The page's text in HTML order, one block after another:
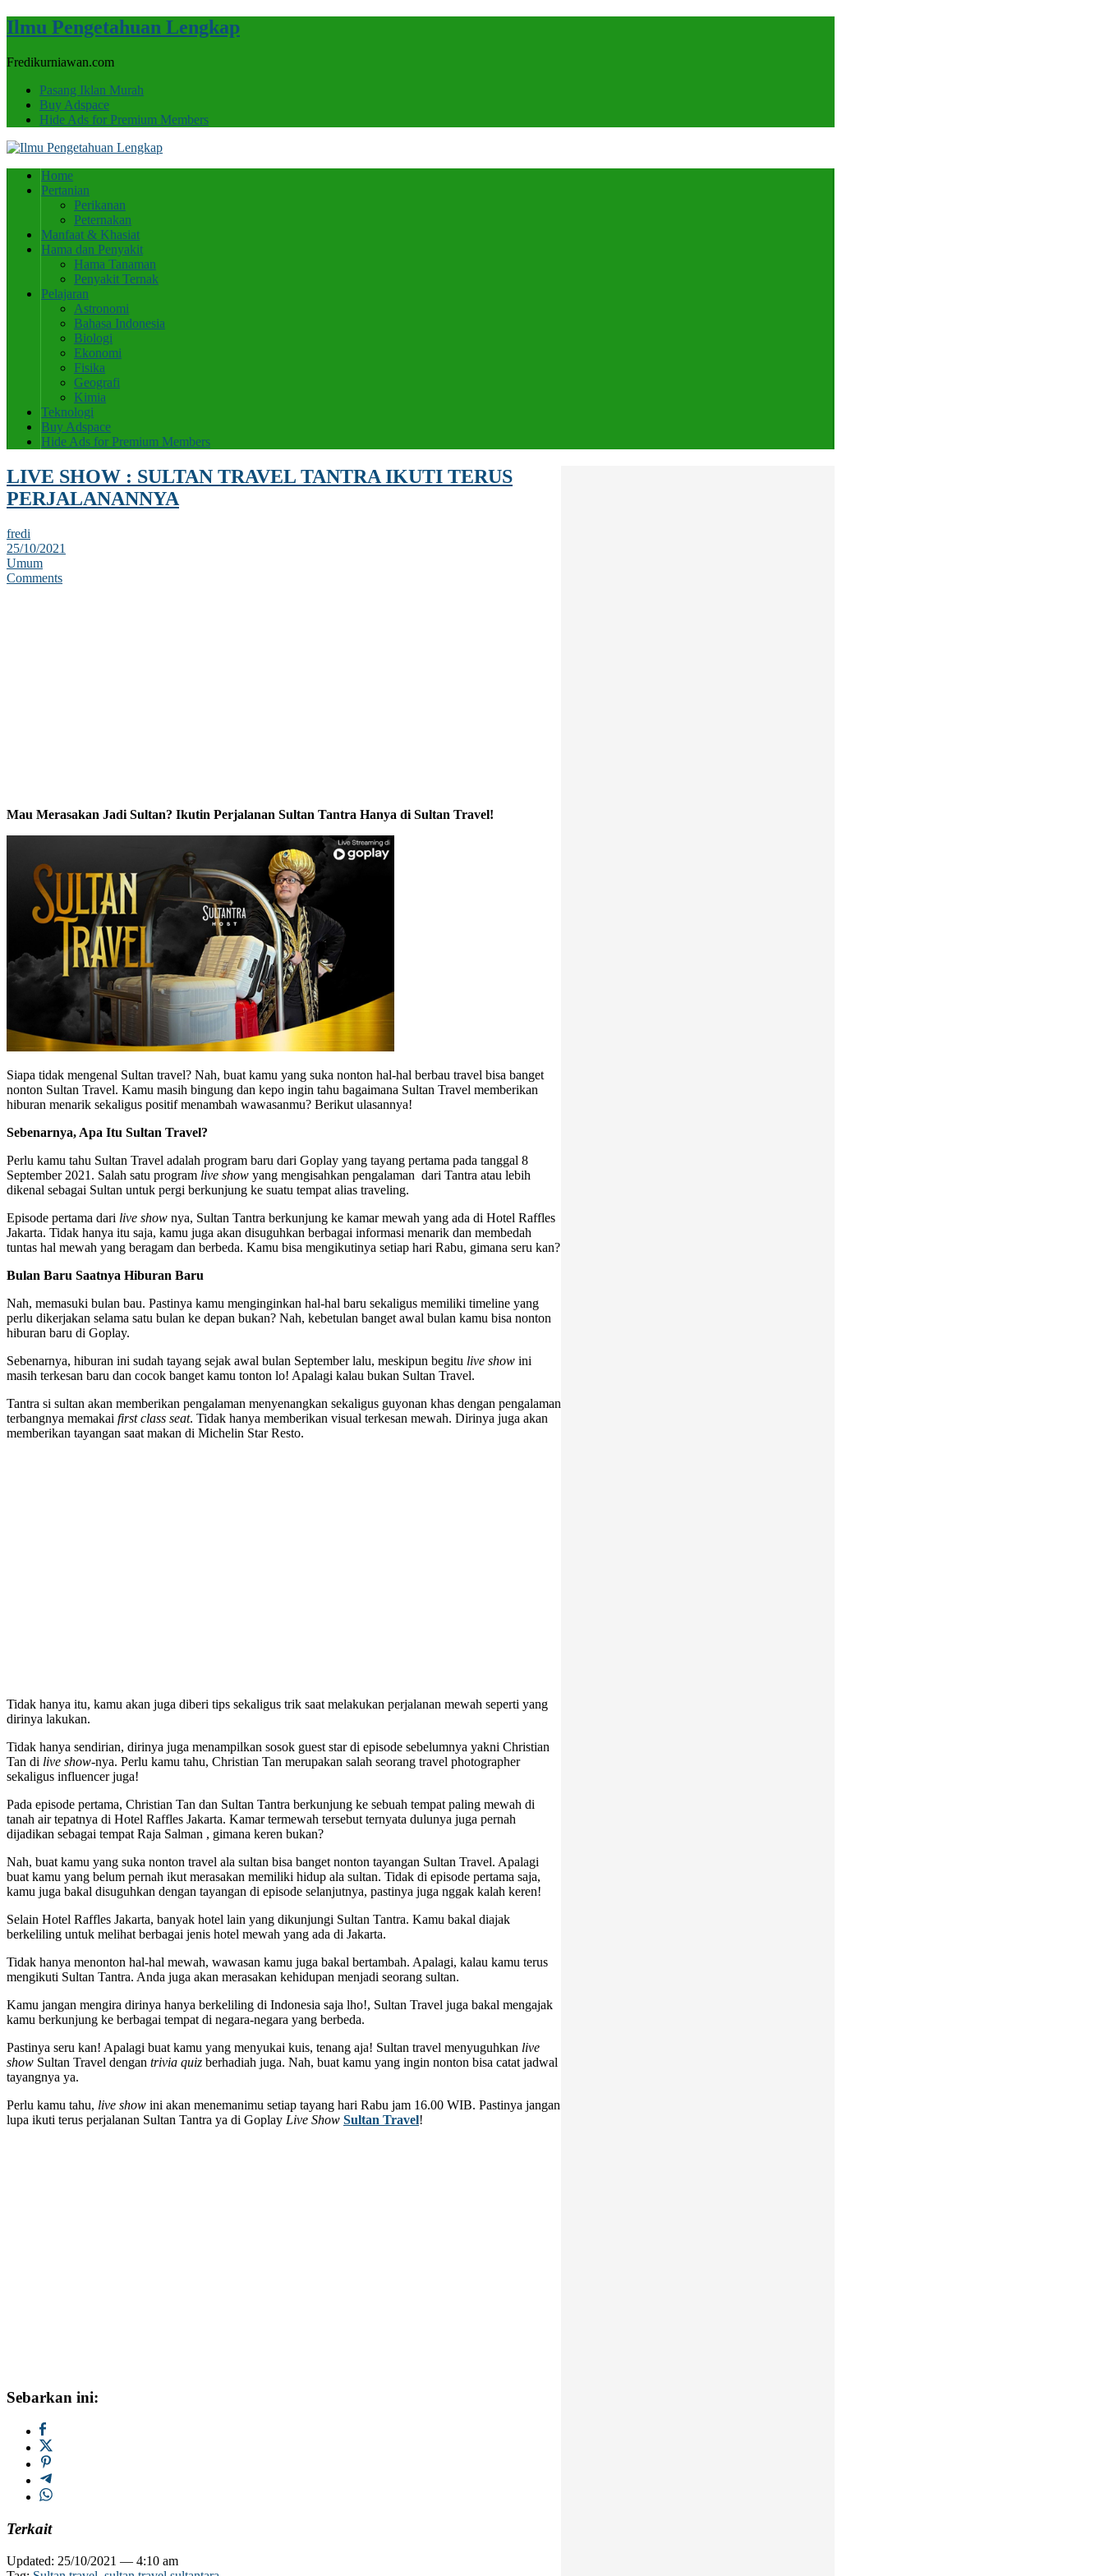
Ilmu Pengetahuan Lengkap
Fredikurniawan.com
Pasang Iklan Murah
Buy Adspace
Hide Ads for Premium Members
Home
Pertanian
Perikanan
Peternakan
Manfaat & Khasiat
Hama dan Penyakit
Hama Tanaman
Penyakit Ternak
Pelajaran
Astronomi
Bahasa Indonesia
Biologi
Ekonomi
Fisika
Geografi
Kimia
Teknologi
Buy Adspace
Hide Ads for Premium Members
LIVE SHOW : SULTAN TRAVEL TANTRA IKUTI TERUS
PERJALANANNYA
fredi
25/10/2021
Umum
Comments
Mau Merasakan Jadi Sultan? Ikutin Perjalanan Sultan Tantra Hanya di Sultan Travel!
Siapa tidak mengenal Sultan travel? Nah, buat kamu yang suka nonton hal-hal berbau travel bisa banget
nonton Sultan Travel. Kamu masih bingung dan kepo ingin tahu bagaimana Sultan Travel memberikan
hiburan menarik sekaligus positif menambah wawasanmu? Berikut ulasannya!
Sebenarnya, Apa Itu Sultan Travel?
Perlu kamu tahu Sultan Travel adalah program baru dari Goplay yang tayang pertama pada tanggal 8
September 2021. Salah satu program live show yang mengisahkan pengalaman dari Tantra atau lebih
dikenal sebagai Sultan untuk pergi berkunjung ke suatu tempat alias traveling.
Episode pertama dari live show nya, Sultan Tantra berkunjung ke kamar mewah yang ada di Hotel Raffles
Jakarta. Tidak hanya itu saja, kamu juga akan disuguhkan berbagai informasi menarik dan membedah
tuntas hal mewah yang beragam dan berbeda. Kamu bisa mengikutinya setiap hari Rabu, gimana seru kan?
Bulan Baru Saatnya Hiburan Baru
Nah, memasuki bulan bau. Pastinya kamu menginginkan hal-hal baru sekaligus memiliki timeline yang
perlu dikerjakan selama satu bulan ke depan bukan? Nah, kebetulan banget awal bulan kamu bisa nonton
hiburan baru di Goplay.
Sebenarnya, hiburan ini sudah tayang sejak awal bulan September lalu, meskipun begitu live show ini
masih terkesan baru dan cocok banget kamu tonton lo! Apalagi kalau bukan Sultan Travel.
Tantra si sultan akan memberikan pengalaman menyenangkan sekaligus guyonan khas dengan pengalaman
terbangnya memakai first class seat. Tidak hanya memberikan visual terkesan mewah. Dirinya juga akan
memberikan tayangan saat makan di Michelin Star Resto.
Tidak hanya itu, kamu akan juga diberi tips sekaligus trik saat melakukan perjalanan mewah seperti yang
dirinya lakukan.
Tidak hanya sendirian, dirinya juga menampilkan sosok guest star di episode sebelumnya yakni Christian
Tan di live show-nya. Perlu kamu tahu, Christian Tan merupakan salah seorang travel photographer
sekaligus influencer juga!
Pada episode pertama, Christian Tan dan Sultan Tantra berkunjung ke sebuah tempat paling mewah di
tanah air tepatnya di Hotel Raffles Jakarta. Kamar termewah tersebut ternyata dulunya juga pernah
dijadikan sebagai tempat Raja Salman , gimana keren bukan?
Nah, buat kamu yang suka nonton travel ala sultan bisa banget nonton tayangan Sultan Travel. Apalagi
buat kamu yang belum pernah ikut merasakan memiliki hidup ala sultan. Tidak di episode pertama saja,
kamu juga bakal disuguhkan dengan tayangan di episode selanjutnya, pastinya juga nggak kalah keren!
Selain Hotel Raffles Jakarta, banyak hotel lain yang dikunjungi Sultan Tantra. Kamu bakal diajak
berkeliling untuk melihat berbagai jenis hotel mewah yang ada di Jakarta.
Tidak hanya menonton hal-hal mewah, wawasan kamu juga bakal bertambah. Apalagi, kalau kamu terus
mengikuti Sultan Tantra. Anda juga akan merasakan kehidupan menjadi seorang sultan.
Kamu jangan mengira dirinya hanya berkeliling di Indonesia saja lho!, Sultan Travel juga bakal mengajak
kamu berkunjung ke berbagai tempat di negara-negara yang berbeda.
Pastinya seru kan! Apalagi buat kamu yang menyukai kuis, tenang aja! Sultan travel menyuguhkan live
show Sultan Travel dengan trivia quiz berhadiah juga. Nah, buat kamu yang ingin nonton bisa catat jadwal
tayangnya ya.
Perlu kamu tahu, live show ini akan menemanimu setiap tayang hari Rabu jam 16.00 WIB. Pastinya jangan
lupa ikuti terus perjalanan Sultan Tantra ya di Goplay Live Show Sultan Travel!
Sebarkan ini:
Terkait
Updated: 25/10/2021 — 4:10 am